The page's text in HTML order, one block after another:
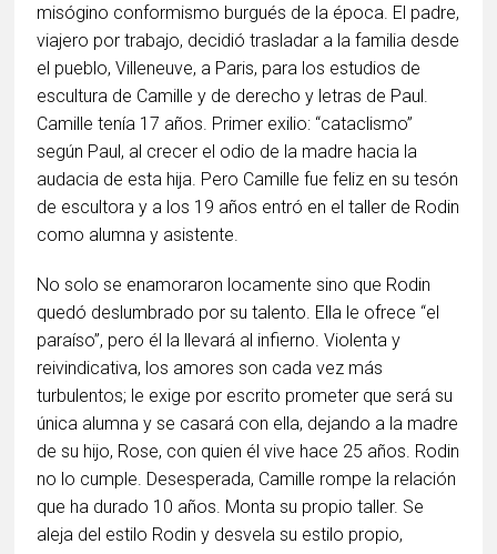
misógino conformismo burgués de la época. El padre,
viajero por trabajo, decidió trasladar a la familia desde
el pueblo, Villeneuve, a Paris, para los estudios de
escultura de Camille y de derecho y letras de Paul.
Camille tenía 17 años. Primer exilio: “cataclismo”
según Paul, al crecer el odio de la madre hacia la
audacia de esta hija. Pero Camille fue feliz en su tesón
de escultora y a los 19 años entró en el taller de Rodin
como alumna y asistente.
No solo se enamoraron locamente sino que Rodin
quedó deslumbrado por su talento. Ella le ofrece “el
paraíso”, pero él la llevará al infierno. Violenta y
reivindicativa, los amores son cada vez más
turbulentos; le exige por escrito prometer que será su
única alumna y se casará con ella, dejando a la madre
de su hijo, Rose, con quien él vive hace 25 años. Rodin
no lo cumple. Desesperada, Camille rompe la relación
que ha durado 10 años. Monta su propio taller. Se
aleja del estilo Rodin y desvela su estilo propio,